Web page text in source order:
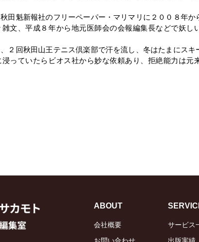
田魁新報社のフリーペーパー・マリマリに２００８年か
文、平成８年から地元医師会の会報編集長などで妖し
２回秋田山王テニス倶楽部で汗を流し、冬はたまにスキ
浸っていたらビオス社から妙な依頼あり、拒絶能力は
ABOUT
会社概要
お問い合わせ
サービス
出版実績